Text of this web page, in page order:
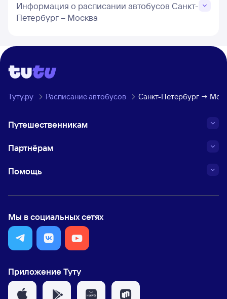
Информация о расписании автобусов Санкт-
Петербург – Москва
Туту.ру Расписание автобусов Санкт-Петербург →
Путешественникам
Партнёрам
Помощь
Мы в социальных сетях
Приложение Туту